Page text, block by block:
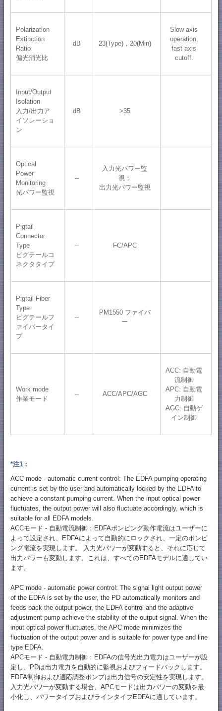
Polarization
Extinction
Ratio
偏光消光比
dB 23(Type)，20(Min)
Slow axis
operation,
fast axis
cutoff.
Input/Output
Isolation
入力/出力ア
イソレーショ
ン
dB >35
Optical
Power
Monitoring
光パワー監視
--
入力光パワー監
視；
出力光パワー監視
Pigtail
Connector
Type
ピグテールコ
ネクタタイプ
-- FC/APC
Pigtail Fiber
Type
ピグテールフ
ァイバータイ
プ
--
PM1550 ファイバ
ー
Work mode
作業モード
-- ACC/APC/AGC
ACC: 自動電
流制御
APC: 自動電
力制御
AGC: 自動ゲ
イン制御
*注1：
ACC mode - automatic current control: The EDFA pumping operating
current is set by the user and automatically locked by the EDFA to
achieve a constant pumping current. When the input optical power
fluctuates, the output power will also fluctuate accordingly, which is
suitable for all EDFA models.
ACCモード - 自動電流制御：EDFAポンピング動作電流はユーザーに
よって設定され、EDFAによって自動的にロックされ、一定のポンピ
ング電流を実現します。 入力光パワーが変動すると、それに応じて
出力パワーも変動します。これは、すべてのEDFAモデルに適してい
ます。
APC mode - automatic power control: The signal light output power
of the EDFA is set by the user, the PD automatically monitors and
feeds back the output power, the EDFA control and the adaptive
adjustment pump achieve the stability of the output signal. When the
input optical power fluctuates, the APC mode minimizes the
fluctuation of the output power and is suitable for power type and line
type EDFA.
APCモード - 自動電力制御：EDFAの信号光出力電力はユーザーが設
定し、PDは出力電力を自動的に監視およびフィードバックします。
EDFA制御および適応調整ポンプは出力信号の安定性を実現します。
入力光パワーが変動する場合、APCモードは出力パワーの変動を最
小化し、パワータイプおよびラインタイプEDFAに適しています。